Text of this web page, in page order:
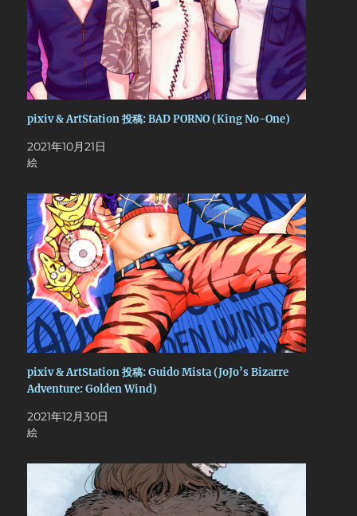
pixiv & ArtStation 投稿: BAD PORNO (King No-One)
2021年10月21日
絵
pixiv & ArtStation 投稿: Guido Mista (JoJo’s Bizarre
Adventure: Golden Wind)
2021年12月30日
絵